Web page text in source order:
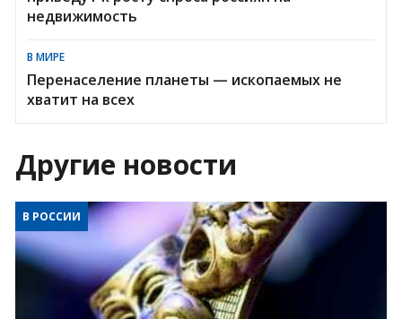
недвижимость
В МИРЕ
Перенаселение планеты — ископаемых не
хватит на всех
Другие новости
В РОССИИ